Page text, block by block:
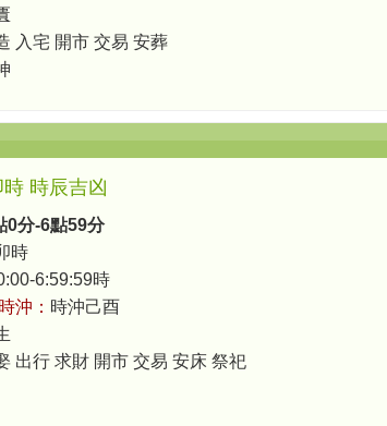
入宅 開市 交易 安葬
時辰吉凶
0分-6點59分
時
6:59:59時
時沖： 時沖己酉
出行 求財 開市 交易 安床 祭祀